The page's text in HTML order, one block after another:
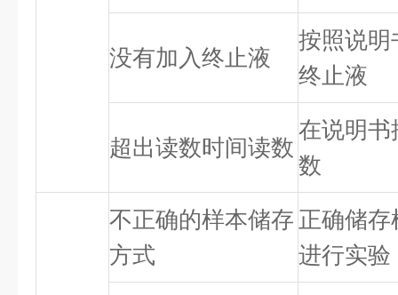
没有加入终止液
按照说明
终止液
超出读数时间读数
在说明书
数
不正确的样本储存
方式
正确储
进行实验